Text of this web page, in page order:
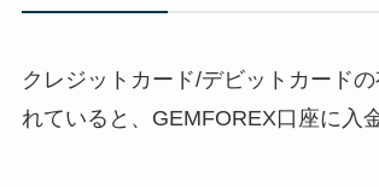
クレジットカード/デビットカード
れていると、GEMFOREX口座に入